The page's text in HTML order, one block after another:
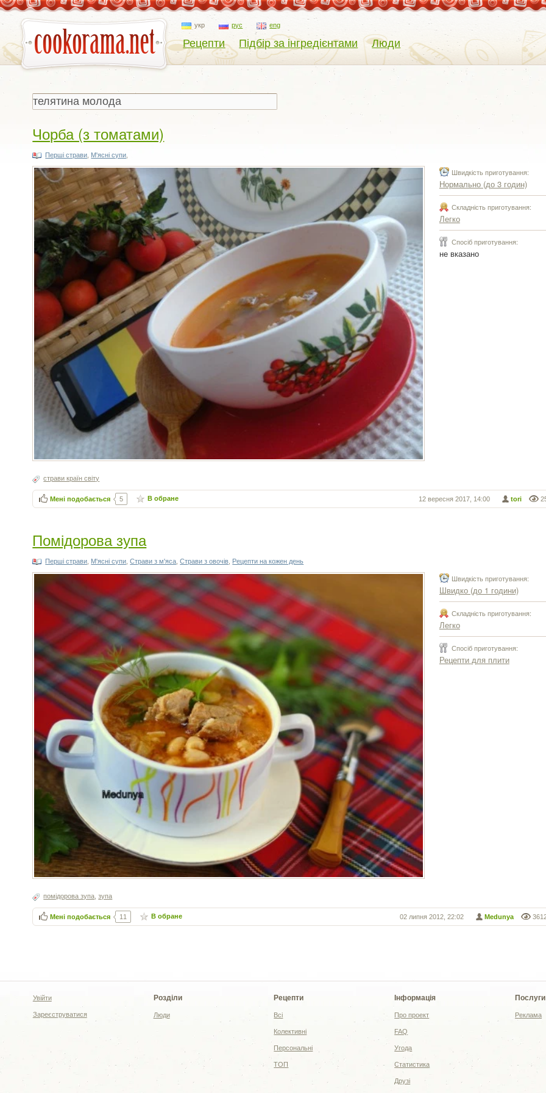
укр рус eng
Рецепти Підбір за інгредієнтами Люди
Чорба (з томатами)
Перші страви М'ясні супи
Швидкість приготування:
Нормально (до 3 годин)
Складність приготування:
Легко
Спосіб приготування:
не вказано
страви країн світу
tori
12 вересня 2017, 14:00
Мені подобається 5 В обране
Помідорова зупа
Перші страви М'ясні супи ,Страви з м'яса ,Страви з овочів Рецепти на кожен день
Швидкість приготування:
Швидко (до 1 години)
Складність приготування:
Легко
Спосіб приготування:
Рецепти для плити
помідорова зупа ,зупа
Medunya
02 липня 2012, 22:02
Мені подобається 11 В обране
Увійти
Зареєструватися
Розділи
Люди
Рецепти
Всі
Колективні
Персональні
ТОП
Інформація
Про проект
FAQ
Угода
Статистика
Друзі
Послуги
Реклама